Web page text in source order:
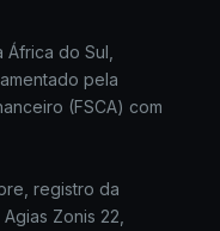
do Sul,
pela
(FSCA) com
registro da
Zonis 22,